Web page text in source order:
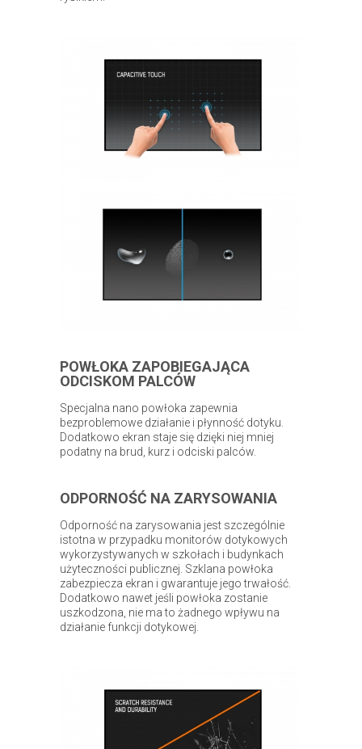
POWŁOKA ZAPOBIEGAJĄCA
ODCISKOM PALCÓW
Specjalna nano powłoka zapewnia
bezproblemowe działanie i płynność dotyku.
Dodatkowo ekran staje się dzięki niej mniej
podatny na brud, kurz i odciski palców.
ODPORNOŚĆ NA ZARYSOWANIA
Odporność na zarysowania jest szczególnie
istotna w przypadku monitorów dotykowych
wykorzystywanych w szkołach i budynkach
użyteczności publicznej. Szklana powłoka
zabezpiecza ekran i gwarantuje jego trwałość.
Dodatkowo nawet jeśli powłoka zostanie
uszkodzona, nie ma to żadnego wpływu na
działanie funkcji dotykowej.